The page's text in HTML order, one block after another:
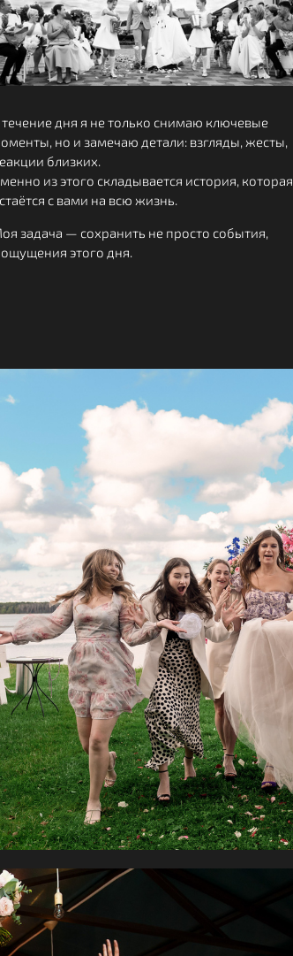
течение дня я не только снимаю ключевые
но и замечаю детали: взгляды, жесты,
близких.
из этого складывается история, которая
с вами на всю жизнь.
задача — сохранить не просто события,
этого дня.